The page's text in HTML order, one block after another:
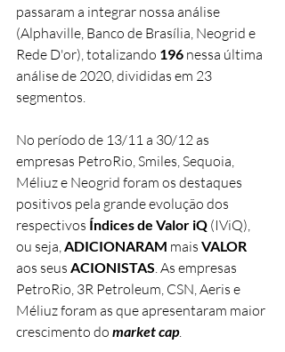
passaram a integrar nossa análise
(Alphaville, Banco de Brasília, Neogrid e
Rede D'or), totalizando 196 nessa última
análise de 2020, divididas em 23
segmentos.
No período de 13/11 a 30/12 as
empresas PetroRio, Smiles, Sequoia,
Méliuz e Neogrid foram os destaques
positivos pela grande evolução dos
respectivos Índices de Valor iQ (IViQ),
ou seja, ADICIONARAM mais VALOR
aos seus ACIONISTAS. As empresas
PetroRio, 3R Petroleum, CSN, Aeris e
Méliuz foram as que apresentaram maior
crescimento do market cap.